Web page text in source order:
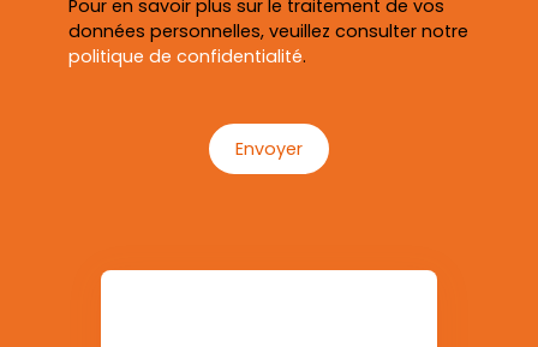
Pour en savoir plus sur le traitement de vos
données personnelles, veuillez consulter notre
politique de confidentialité.
Envoyer